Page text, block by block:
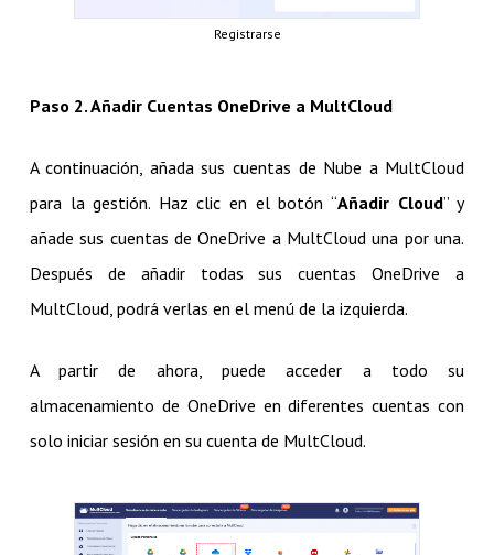
Registrarse
Paso 2. Añadir Cuentas OneDrive a MultCloud
A continuación, añada sus cuentas de Nube a MultCloud
para la gestión. Haz clic en el botón “Añadir Cloud” y
añade sus cuentas de OneDrive a MultCloud una por una.
Después de añadir todas sus cuentas OneDrive a
MultCloud, podrá verlas en el menú de la izquierda.
A partir de ahora, puede acceder a todo su
almacenamiento de OneDrive en diferentes cuentas con
solo iniciar sesión en su cuenta de MultCloud.